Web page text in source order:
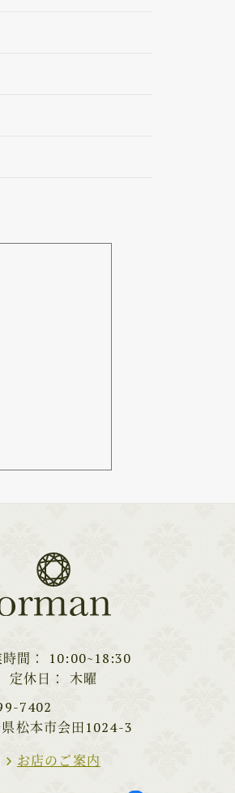
間
10:00~18:30
定休日
木曜
7402
松本市会田1024-3
お店のご案内